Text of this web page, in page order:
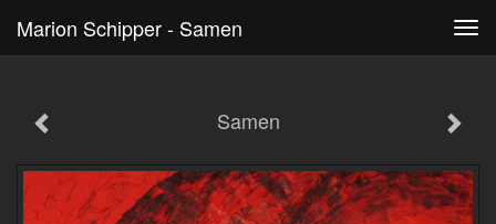
Marion Schipper - Samen
Samen